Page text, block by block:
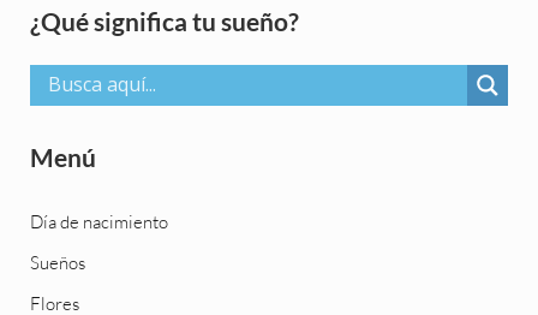
Sidebar
¿Qué significa tu sueño?
Menú
Día de nacimiento
Sueños
Flores